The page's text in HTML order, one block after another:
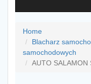
Home
Blacharz
samochodowych
AUTO SALAMON